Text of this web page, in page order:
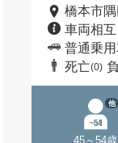
橋本市
車両相
普通乗用
死亡(0)
45～54歳
他